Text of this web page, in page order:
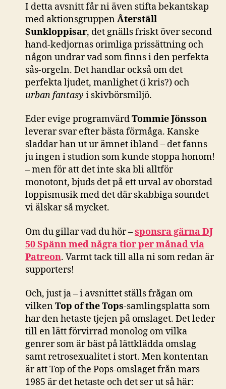
I detta avsnitt får ni även stifta bekantskap
med aktionsgruppenÅterställ
Sunkloppisar, det gnälls friskt över second
hand-kedjornas orimliga prissättning och
någon undrar vad som finns i den perfekta
sås-orgeln. Det handlar också om det
perfekta ljudet, manlighet (i kris?) och
urban fantasy i skivbörsmiljö.
Eder evige programvärdTommie Jönsson
leverar svar efter bästa förmåga. Kanske
sladdar han ut ur ämnet ibland – det fanns
ju ingen i studion som kunde stoppa honom!
– men för att det inte ska bli alltför
monotont, bjuds det på ett urval av oborstad
loppismusik med det där skabbiga soundet
vi älskar så mycket.
Om du gillar vad du hör –sponsra gärna DJ
50 Spänn med några tior per månad via
Patreon. Varmt tack till alla ni som redan är
supporters!
Och, just ja – i avsnittet ställs frågan om
vilkenTop of the Tops-samlingsplatta som
har den hetaste tjejen på omslaget. Det leder
till en lätt förvirrad monolog om vilka
genrer som är bäst på lättklädda omslag
samt retrosexualitet i stort. Men kontentan
är att Top of the Pops-omslaget från mars
1985 är det hetaste och det ser ut så här: